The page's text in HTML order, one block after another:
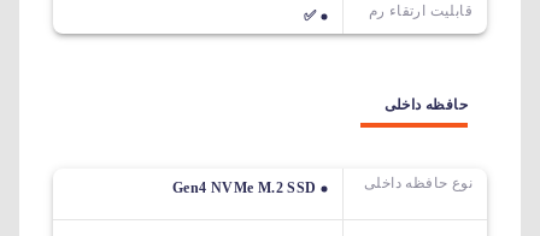
قابلیت ارتقاء رم ✅
حافظه داخلی
نوع حافظه داخلی Gen4 NVMe M.2 SSD